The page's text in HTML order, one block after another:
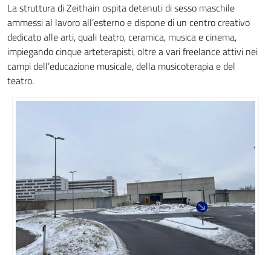
La struttura di Zeithain ospita detenuti di sesso maschile
ammessi al lavoro all’esterno e dispone di un centro creativo
dedicato alle arti, quali teatro, ceramica, musica e cinema,
impiegando cinque arteterapisti, oltre a vari freelance attivi nei
campi dell’educazione musicale, della musicoterapia e del
teatro.